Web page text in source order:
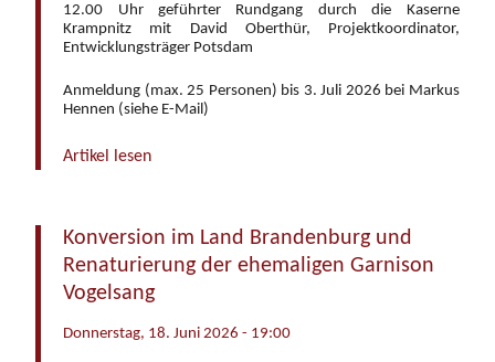
12.00 Uhr geführter Rundgang durch die Kaserne
Krampnitz mit David Oberthür, Projektkoordinator,
Entwicklungsträger Potsdam
Anmeldung (max. 25 Personen) bis 3. Juli 2026 bei Markus
Hennen (siehe E-Mail)
Artikel lesen
Konversion im Land Brandenburg und
Renaturierung der ehemaligen Garnison
Vogelsang
Donnerstag, 18. Juni 2026 - 19:00